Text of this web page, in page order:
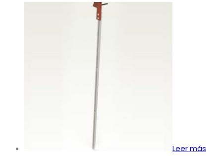
Leer más